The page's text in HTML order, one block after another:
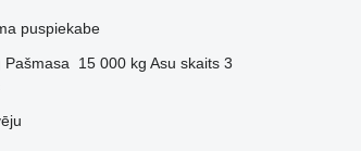
puspiekabe
Pašmasa 15 000 kg Asu skaits 3